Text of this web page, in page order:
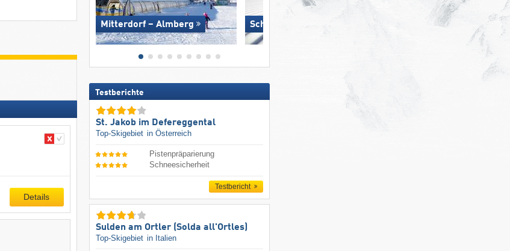
Details
Mitterdorf – Almberg Schöneben-Haideralm Spieljoch – Fügen
Testberichte
St. Jakob im Defereggental
Top-Skigebiet in Österreich
Pistenpräparierung
Schneesicherheit
Testbericht
Sulden am Ortler (Solda all'Ortles)
Top-Skigebiet in Italien